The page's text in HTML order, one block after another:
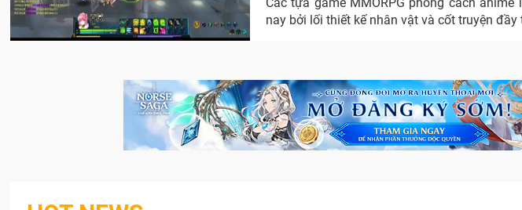
nay bởi lối thiết kế nhân vật và cốt truyện đầy